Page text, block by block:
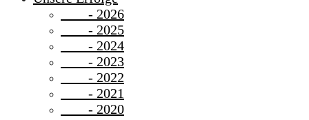
- 2026
- 2025
- 2024
- 2023
- 2022
- 2021
- 2020